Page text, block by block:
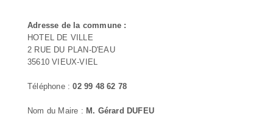
Adresse de la commune :
HOTEL DE VILLE
2 RUE DU PLAN-D'EAU
35610 VIEUX-VIEL
Téléphone :02 99 48 62 78
Nom du Maire : M. Gérard DUFEU